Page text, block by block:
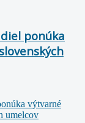
diel ponúka